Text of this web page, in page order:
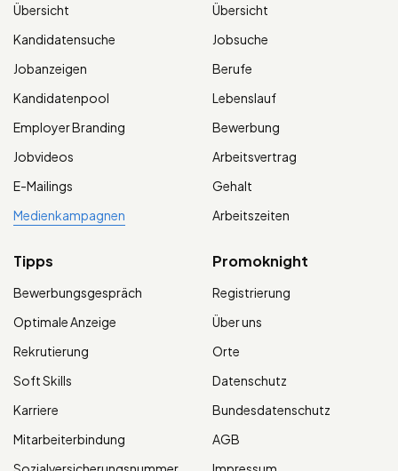
Übersicht
Kandidatensuche
Jobanzeigen
Kandidatenpool
Employer Branding
Jobvideos
E-Mailings
Medienkampagnen
Übersicht
Jobsuche
Berufe
Lebenslauf
Bewerbung
Arbeitsvertrag
Gehalt
Arbeitszeiten
Tipps
Bewerbungsgespräch
Optimale Anzeige
Rekrutierung
Soft Skills
Karriere
Mitarbeiterbindung
Promoknight
Registrierung
Über uns
Orte
Datenschutz
Bundesdatenschutz
AGB